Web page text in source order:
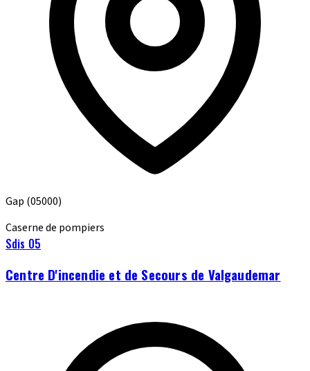
Gap (05000)
Caserne de pompiers
Sdis 05
Centre D'incendie et de Secours de Valgaudemar